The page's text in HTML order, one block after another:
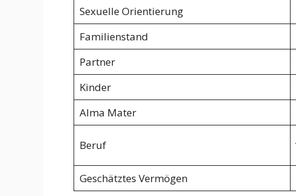
Sexuelle Orientierung
Familienstand
Partner
Kinder
Alma Mater
Beruf
Geschätztes Vermögen